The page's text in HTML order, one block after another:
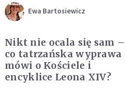
Ewa Bartosiewicz
Nikt nie ocala się sam –
co tatrzańska wyprawa
mówi o Kościele i
encyklice Leona XIV?